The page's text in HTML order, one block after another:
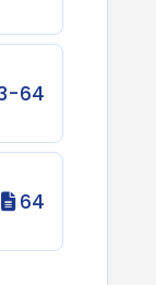
64
64